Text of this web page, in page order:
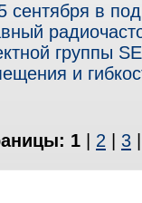
сентября в
группы
и
1 2 3